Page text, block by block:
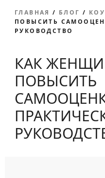
ГЛАВНАЯ / БЛОГ /
ПОВЫСИТЬ
РУКОВОДСТВО
КАК
ПОВЫСИТЬ